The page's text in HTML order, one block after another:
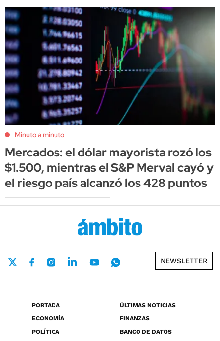
Minuto a minuto
Mercados: el dólar mayorista rozó los
$1.500, mientras el S&P Merval cayó y
el riesgo país alcanzó los 428 puntos
NEWSLETTER
PORTADA
ÚLTIMAS NOTICIAS
ECONOMÍA
FINANZAS
POLÍTICA
BANCO DE DATOS